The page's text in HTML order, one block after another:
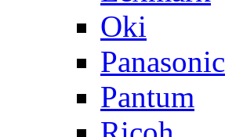
Oki
Panasonic
Pantum